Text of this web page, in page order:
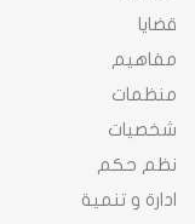
قضايا
مفاهيم
منظمات
شخصيات
نظم حكم
ادارة و تنمية